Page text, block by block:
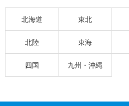
北海道 東北
北陸 東海
四国 九州・沖縄